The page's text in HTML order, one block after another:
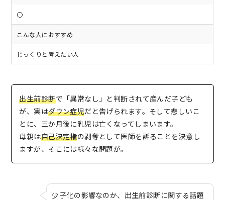
〇
こんな人におすすめ
じっくりと考えたい人
出生前診断で「異常なし」と判断されて産んだ子ども
が、実はダウン症児だと告げられます。そして悲しいこ
とに、三か月後に乳児は亡くなってしまいます。
母親は自己決定権の剥奪として医師を訴ることを決意し
ますが、そこには様々な問題が。
少子化の影響なのか、出生前診断に関する話題